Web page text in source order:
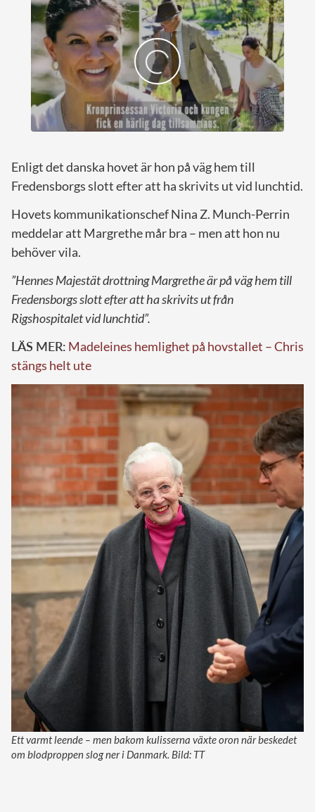
Enligt det danska hovet är hon på väg hem till
Fredensborgs slott efter att ha skrivits ut vid lunchtid.
Hovets kommunikationschef Nina Z. Munch-Perrin
meddelar att Margrethe mår bra – men att hon nu
behöver vila.
”Hennes Majestät drottning Margrethe är på väg hem till
Fredensborgs slott efter att ha skrivits ut från
Rigshospitalet vid lunchtid”.
LÄS MER: Madeleines hemlighet på hovstallet – Chris
stängs helt ute
Ett varmt leende – men bakom kulisserna växte oron när beskedet
om blodproppen slog ner i Danmark. Bild: TT